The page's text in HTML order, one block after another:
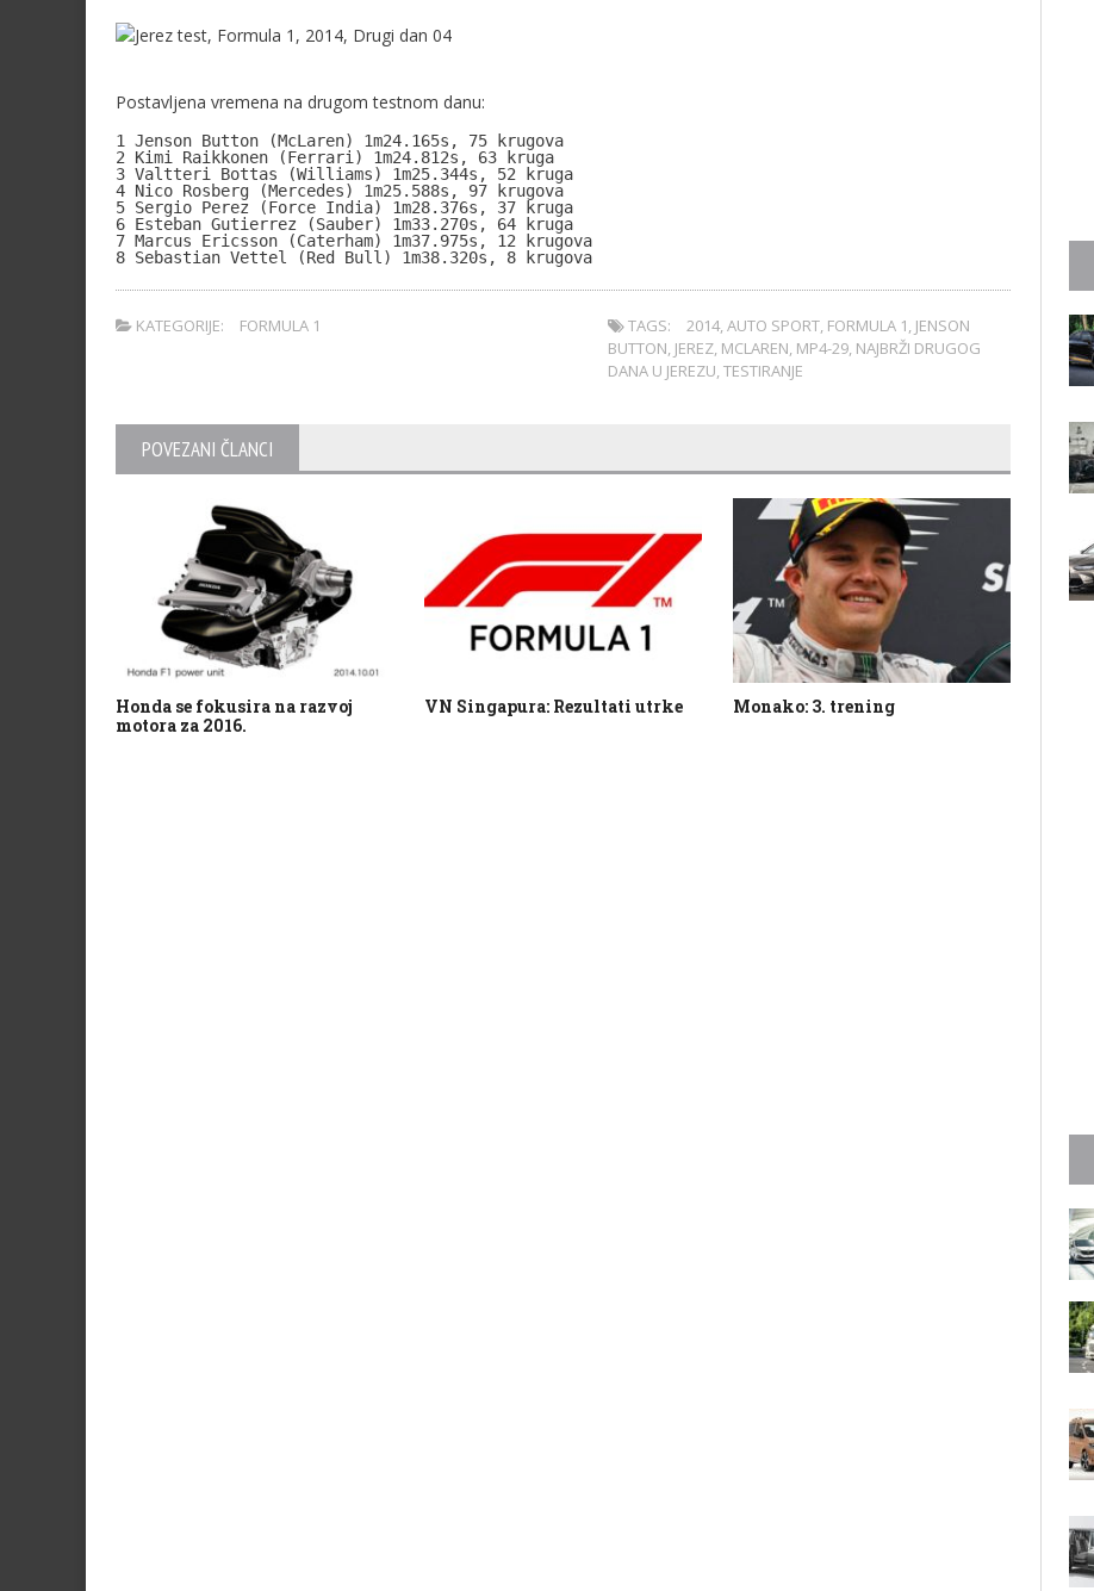
Postavljena vremena na drugom testnom danu:
1 Jenson Button (McLaren) 1m24.165s, 75 krugova
2 Kimi Raikkonen (Ferrari) 1m24.812s, 63 kruga
3 Valtteri Bottas (Williams) 1m25.344s, 52 kruga
4 Nico Rosberg (Mercedes) 1m25.588s, 97 krugova
5 Sergio Perez (Force India) 1m28.376s, 37 kruga
6 Esteban Gutierrez (Sauber) 1m33.270s, 64 kruga
7 Marcus Ericsson (Caterham) 1m37.975s, 12 krugova
8 Sebastian Vettel (Red Bull) 1m38.320s, 8 krugova
KATEGORIJE: FORMULA 1 TAGS: 2014,AUTO SPORT, FORMULA 1, JENSON
BUTTON, JEREZ, MCLAREN, MP4-29, NAJBRŽI DRUGOG
DANA U JEREZU,TESTIRANJE
POVEZANI ČLANCI
Honda se fokusira na razvoj
motora za 2016.
VN Singapura: Rezultati utrke Monako: 3. trening